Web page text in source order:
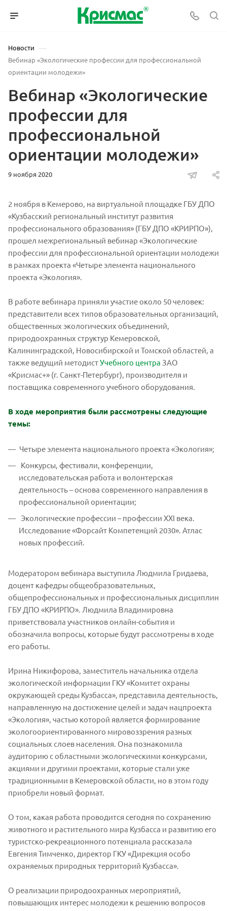
Новости —
Вебинар «Экологические профессии для профессиональной
ориентации молодежи»
Вебинар «Экологические
профессии для
профессиональной
ориентации молодежи»
9 ноября 2020
2 ноября в Кемерово, на виртуальной площадке ГБУ ДПО
«Кузбасский региональный институт развития
профессионального образования» (ГБУ ДПО «КРИРПО»),
прошел межрегиональный вебинар «Экологические
профессии для профессиональной ориентации молодежи
в рамках проекта «Четыре элемента национального
проекта «Экология».
В работе вебинара приняли участие около 50 человек:
представители всех типов образовательных организаций,
общественных экологических объединений,
природоохранных структур Кемеровской,
Калининградской, Новосибирской и Томской областей, а
также ведущий методистУчебного центра ЗАО
«Крисмас+» (г. Санкт-Петербург), производителя и
поставщика современного учебного оборудования.
В ходе мероприятия были рассмотрены следующие
темы:
Четыре элемента национального проекта «Экология»;
Конкурсы, фестивали, конференции,
исследовательская работа и волонтерская
деятельность – основа современного направления в
профессиональной ориентации;
Экологические профессии – профессии XXI века.
Исследование «Форсайт Компетенций 2030». Атлас
новых профессий.
Модератором вебинара выступила Людмила Гридаева,
доцент кафедры общеобразовательных,
общепрофессиональных и профессиональных дисциплин
ГБУ ДПО «КРИРПО». Людмила Владимировна
приветствовала участников онлайн-события и
обозначила вопросы, которые будут рассмотрены в ходе
его работы.
Ирина Никифорова, заместитель начальника отдела
экологической информации ГКУ «Комитет охраны
окружающей среды Кузбасса», представила деятельность,
направленную на достижение целей и задач нацпроекта
«Экология», частью которой является формирование
экологоориентированного мировоззрения разных
социальных слоев населения. Она познакомила
аудиторию с областными экологическими конкурсами,
акциями и другими проектами, которые стали уже
традиционными в Кемеровской области, но в этом году
приобрели новый формат.
О том, какая работа проводится сегодня по сохранению
животного и растительного мира Кузбасса и развитию его
туристско-рекреационного потенциала рассказала
Евгения Тимченко, директор ГКУ «Дирекция особо
охраняемых природных территорий Кузбасса».
О реализации природоохранных мероприятий,
повышающих интерес молодежи к решению вопросов